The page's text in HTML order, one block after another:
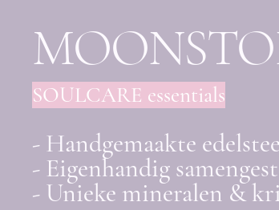
SOULCARE essentials
- Handgemaakte
- Eigenhandig
- Unieke mineralen &